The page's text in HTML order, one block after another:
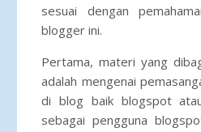
sesuai dengan
blogger ini.
Pertama, materi yang
adalah mengenai
di blog baik blogspot
sebagai pengguna